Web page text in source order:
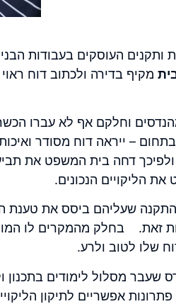
ותקנים העוסקים בעבודות
מקיף בדירה ולכתוב דוח
וחלקם אף לא עברו
– ייראה דוח מסודר
דחה בית המשפט את
הליקויים הנכונים.
שעליהם ביסס את טענת
זאת. בחלק מהמקרים לו
שלו לטוב ולרע.
מסלול לימודים בתכנון
אפשריים לתיקון